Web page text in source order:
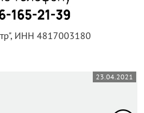
ИНН 4817003180
23.04.2021